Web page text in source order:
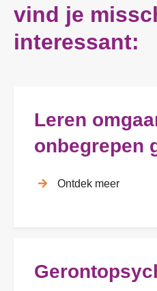
vind je
interessant:
Leren
onbegrepen
Ontdek meer